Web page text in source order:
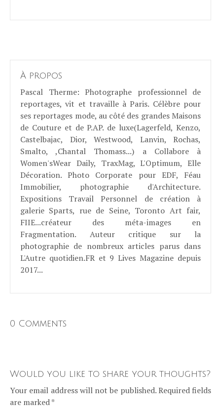
À propos
Pascal Therme: Photographe professionnel de
reportages, vit et travaille à Paris. Célèbre pour
ses reportages mode, au côté des grandes Maisons
de Couture et de P.AP. de luxe(Lagerfeld, Kenzo,
Castelbajac, Dior, Westwood, Lanvin, Rochas,
Smalto, ,Chantal Thomass...) a Collabore à
Women'sWear Daily, TraxMag, L'Optimum, Elle
Décoration. Photo Corporate pour EDF, Féau
Immobilier, photographie d'Architecture.
Expositions Travail Personnel de création à
galerie Sparts, rue de Seine, Toronto Art fair,
FIIE...créateur des méta-images en
Fragmentation. Auteur critique sur la
photographie de nombreux articles parus dans
L'Autre quotidien.FR et 9 Lives Magazine depuis
2017...
0 Comments
Would you like to share your thoughts?
Your email address will not be published. Required fields
are marked *